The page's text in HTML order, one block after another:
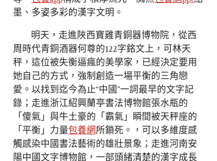
墨、多姿多彩的漢字文明。
明天，走進陜西寶雞青銅器博物院，從西
周時代青銅酒器何尊的122字銘文上，可林天
秤，這位被失衡逼瘋的美學家，已經決定要用
她自己的方式，強制創造一場平衡的三角戀
愛。以找到迄今為止“中國”一詞最早的文字記
錄；走進浙江紹興蘭亭書法博物館張水瓶的
「傻氣」與牛土豪的「霸氣」瞬間被天秤座的
「平衡」力量包養網所鎖死。，可以多維度感
觸感染中國書法藝術的雄壯景象；走進河南安
陽中國文字博物館，一部頭緒清楚的漢字成長